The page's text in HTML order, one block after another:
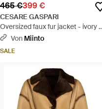
465 €399 €
CESARE GASPARI
Oversized faux fur jacket - ivory -
GrauVon Miinto
SALE